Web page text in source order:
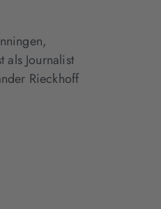
Journalist
Rieckhoff